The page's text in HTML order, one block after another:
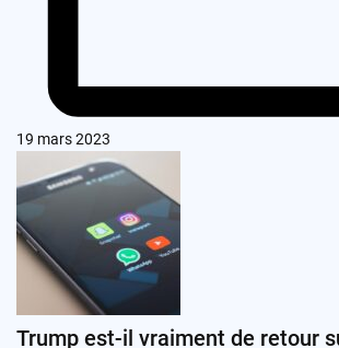
19 mars 2023
Trump est-il vraiment de retour